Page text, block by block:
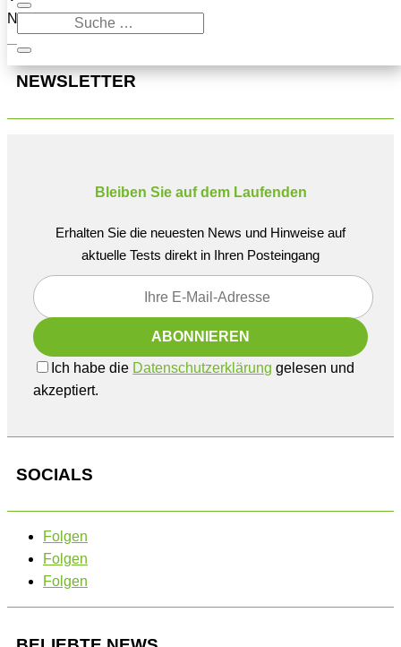
Navigation oben, um den Beitrag zu finden.
NEWSLETTER
Bleiben Sie auf dem Laufenden
Erhalten Sie die neuesten News und Hinweise auf
aktuelle Tests direkt in Ihren Posteingang
Ich habe die Datenschutzerklärung gelesen und
akzeptiert.
SOCIALS
Folgen
Folgen
Folgen